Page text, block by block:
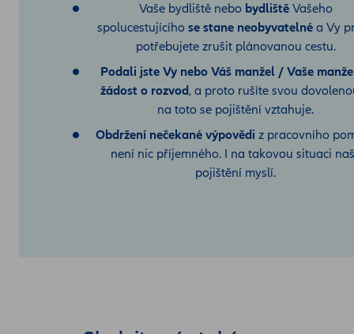
Vaše bydliště nebo bydliště Vašeho
spolucestujícího se stane neobyvatelné a Vy
potřebujete zrušit plánovanou cestu.
Podali jste Vy nebo Váš manžel / Vaše
žádost o rozvod, a proto rušíte svou
na toto se pojištění vztahuje.
Obdržení nečekané výpovědi z pracovního
není nic příjemného. I na takovou situaci
pojištění myslí.